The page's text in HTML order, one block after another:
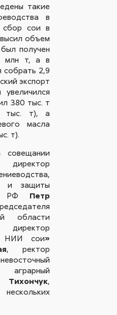
такие
в
сбор сои в
объем
получен
млн т, а в
собрать 2,9
экспорт
380 тыс. т
тыс. т), а
масла
т).
совещании
и защиты
РФ Петр
области
директор
НИИ сои»
, ректор
,